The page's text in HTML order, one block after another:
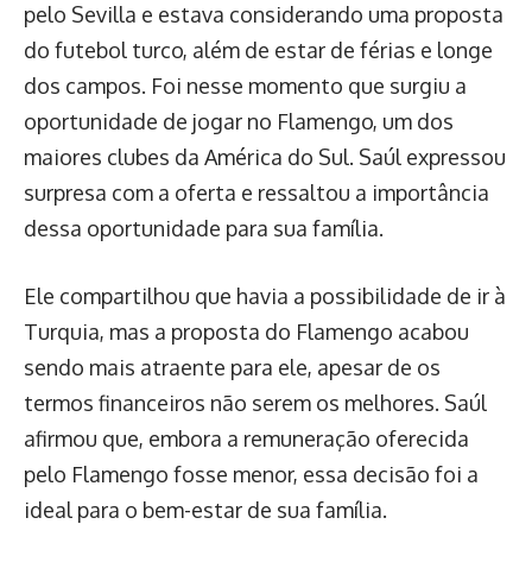
pelo Sevilla e estava considerando uma proposta
do futebol turco, além de estar de férias e longe
dos campos. Foi nesse momento que surgiu a
oportunidade de jogar no Flamengo, um dos
maiores clubes da América do Sul. Saúl expressou
surpresa com a oferta e ressaltou a importância
dessa oportunidade para sua família.
Ele compartilhou que havia a possibilidade de ir à
Turquia, mas a proposta do Flamengo acabou
sendo mais atraente para ele, apesar de os
termos financeiros não serem os melhores. Saúl
afirmou que, embora a remuneração oferecida
pelo Flamengo fosse menor, essa decisão foi a
ideal para o bem-estar de sua família.